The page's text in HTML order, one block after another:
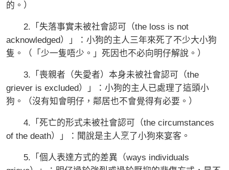
的。）
2.「失落事實未被社會認可（the loss is not
acknowledged）」：小狗的主人三年來死了不少大小狗
隻。（「少一隻唔少。」死因也不必向明仔解說。）
3.「喪親者（失愛者）本身未被社會認可（the
griever is excluded）」：小狗的主人已處理了這頭小
狗。（沒有知會明仔，鄰居也不會覺得有必要。）
4.「死亡的形式未被社會認可（the circumstances
of the death）」：聞說是主人烹了小狗來宴客。
5.「個人表達方式的差異（ways individuals